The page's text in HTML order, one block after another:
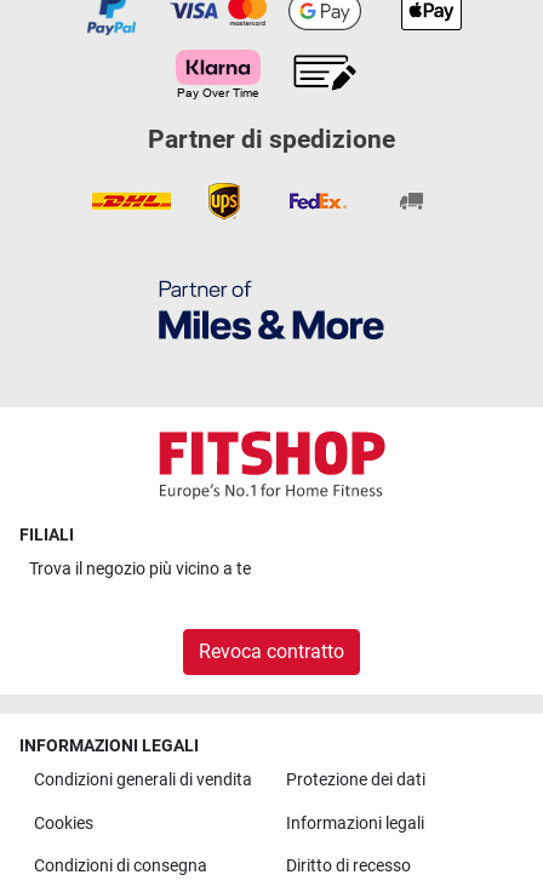
Partner di spedizione
FILIALI
Trova il negozio più vicino a te
Revoca contratto
INFORMAZIONI LEGALI
Condizioni generali di vendita
Protezione dei dati
Cookies Informazioni legali
Condizioni di consegna Diritto di recesso